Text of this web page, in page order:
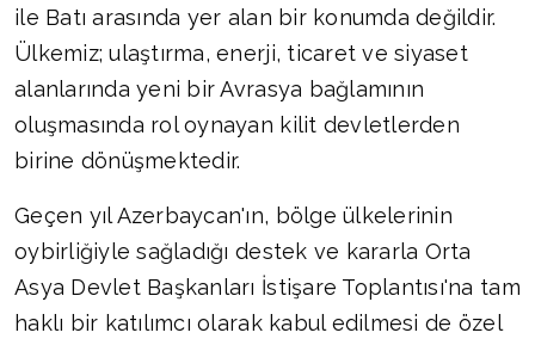
ile Batı arasında yer alan bir konumda değildir.
Ülkemiz; ulaştırma, enerji, ticaret ve siyaset
alanlarında yeni bir Avrasya bağlamının
oluşmasında rol oynayan kilit devletlerden
birine dönüşmektedir.
Geçen yıl Azerbaycan'ın, bölge ülkelerinin
oybirliğiyle sağladığı destek ve kararla Orta
Asya Devlet Başkanları İstişare Toplantısı'na tam
haklı bir katılımcı olarak kabul edilmesi de özel